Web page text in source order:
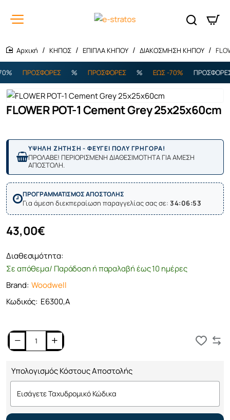
ΚΗΠΟΣ ΕΠΙΠΛΑ ΚΗΠΟΥ ΔΙΑΚΟΣΜΗΣΗ ΚΗΠΟΥ
ΠΡΟΣΦΟΡΕΣ ΠΡΟΣΦΟΡΕΣ ΕΩΣ -70% ΠΡΟΣΦΟΡΕΣ
FLOWER POT-1 Cement Grey 25x25x60cm
ΥΨΗΛΗ ΖΗΤΗΣΗ - ΦΕΥΓΕΙ ΠΟΛΥ ΓΡΗΓΟΡΑ!
ΠΡΟΛΑΒΕ! ΠΕΡΙΟΡΙΣΜΕΝΗ ΔΙΑΘΕΣΙΜΟΤΗΤΑ ΓΙΑ ΑΜΕΣΗ
ΑΠΟΣΤΟΛΗ.
ΠΡΟΓΡΑΜΜΑΤΙΣΜΟΣ ΑΠΟΣΤΟΛΗΣ
Για άμεση διεκπεραίωση παραγγελίας σας σε: 34:06:53
Διαθεσιμότητα:
Σε απόθεμα/ Παράδοση ή παραλαβή έως 10 ημέρες
Brand: Woodwell
Κωδικός: Ε6300,A
43,00€
Υπολογισμός Κόστους Αποστολής